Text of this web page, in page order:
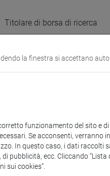
Titolare di borsa di ricerca
la finestra si accettano
funzionamento del sito e
Se acconsenti, verranno
In questo caso, i dati raccolti
pubblicità, ecc. Cliccando “Lista
sui cookies”.